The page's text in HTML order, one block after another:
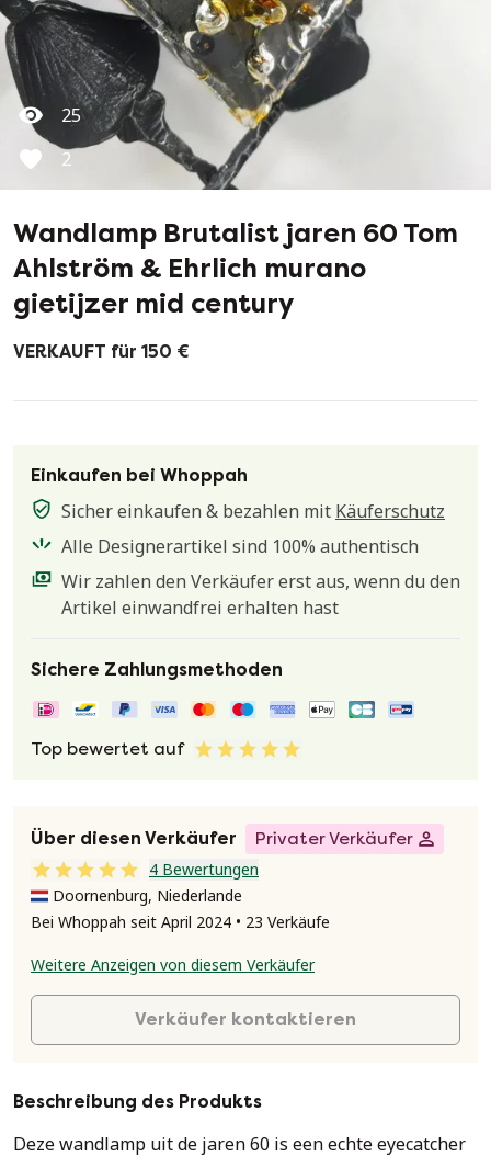
25
2
Wandlamp Brutalist jaren 60 Tom
Ahlström & Ehrlich murano
gietijzer mid century
VERKAUFT für 150 €
Einkaufen bei Whoppah
Sicher einkaufen & bezahlen mit Käuferschutz
Alle Designerartikel sind 100% authentisch
Wir zahlen den Verkäufer erst aus, wenn du den
Artikel einwandfrei erhalten hast
Sichere Zahlungsmethoden
Top bewertet auf
Über diesen Verkäufer
Privater Verkäufer
4 Bewertungen
Doornenburg, Niederlande
Bei Whoppah seit April 2024 • 23 Verkäufe
Weitere Anzeigen von diesem Verkäufer
Verkäufer kontaktieren
Beschreibung des Produkts
Deze wandlamp uit de jaren 60 is een echte eyecatcher